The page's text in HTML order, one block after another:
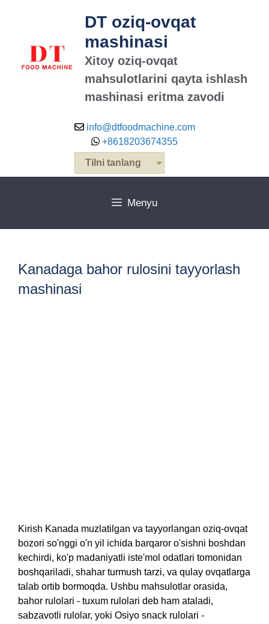
DT oziq-ovqat
mashinasi
Xitoy oziq-ovqat
mahsulotlarini qayta ishlash
mashinasi eritma zavodi
info@dtfoodmachine.com
+8618203674355
Tilni tanlang
Menyu
Kanadaga bahor rulosini tayyorlash
mashinasi
Kirish Kanada muzlatilgan va tayyorlangan oziq-ovqat
bozori so'nggi o'n yil ichida barqaror o'sishni boshdan
kechirdi, ko'p madaniyatli iste'mol odatlari tomonidan
boshqariladi, shahar turmush tarzi, va qulay ovqatlarga
talab ortib bormoqda. Ushbu mahsulotlar orasida,
bahor rulolari - tuxum rulolari deb ham ataladi,
sabzavotli rulolar, yoki Osiyo snack rulolari -